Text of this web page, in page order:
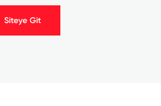
Siteye Git